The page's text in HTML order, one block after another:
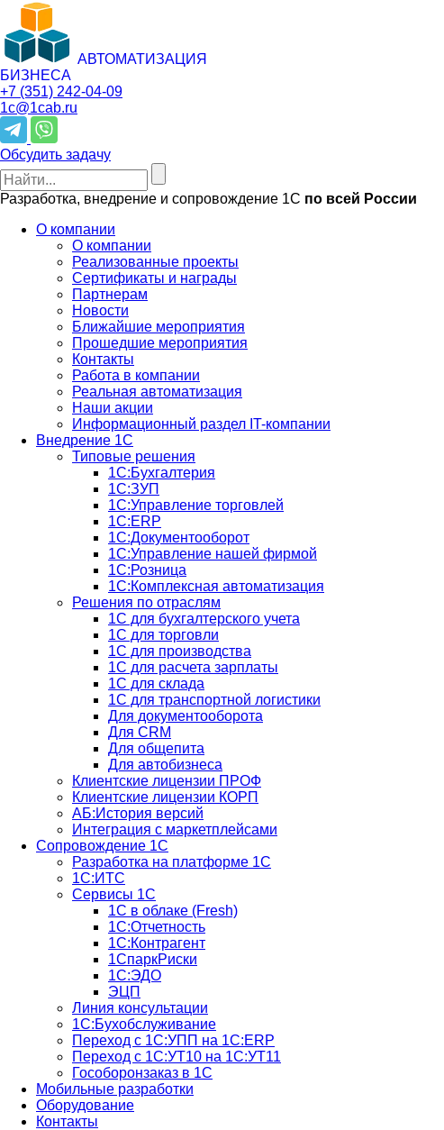
АВТОМАТИЗАЦИЯ
БИЗНЕСА
+7 (351) 242-04-09
1c@1cab.ru
Обсудить задачу
Разработка, внедрение и сопровождение 1С по всей России
О компании
О компании
Реализованные проекты
Сертификаты и награды
Партнерам
Новости
Ближайшие мероприятия
Прошедшие мероприятия
Контакты
Работа в компании
Реальная автоматизация
Наши акции
Информационный раздел IT-компании
Внедрение 1С
Типовые решения
1С:Бухгалтерия
1С:ЗУП
1С:Управление торговлей
1С:ERP
1C:Документооборот
1С:Управление нашей фирмой
1С:Розница
1С:Комплексная автоматизация
Решения по отраслям
1С для бухгалтерского учета
1С для торговли
1С для производства
1C для расчета зарплаты
1С для склада
1С для транспортной логистики
Для документооборота
Для CRM
Для общепита
Для автобизнеса
Клиентские лицензии ПРОФ
Клиентские лицензии КОРП
АБ:История версий
Интеграция с маркетплейсами
Сопровождение 1С
Разработка на платформе 1С
1С:ИТС
Сервисы 1С
1С в облаке (Fresh)
1С:Отчетность
1С:Контрагент
1СпаркРиски
1С:ЭДО
ЭЦП
Линия консультации
1С:Бухобслуживание
Переход с 1С:УПП на 1С:ERP
Переход с 1С:УТ10 на 1С:УТ11
Гособоронзаказ в 1С
Мобильные разработки
Оборудование
Контакты